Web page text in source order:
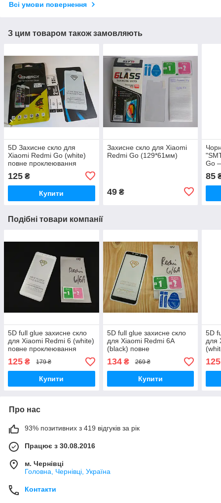
Всі умови повернення
З цим товаром також замовляють
5D Захисне скло для
Xiaomi Redmi Go (white)
повне проклеювання
125 ₴
Купити
Захисне скло для Xiaomi
Redmi Go (129*61мм)
49₴
Go
85
Подібні товари компанії
5D full glue захисне скло
для Xiaomi Redmi 6 (white)
повне проклеювання
125 ₴ 179 ₴
Купити
5D full glue захисне скло
для Xiaomi Redmi 6A
(black) повне
проклеювання
134₴ 269 ₴
Купити
5D
для
125
Про нас
93% позитивних з 419 відгуків за рік
Працює з 30.08.2016
м. Чернівці
Головна, Чернівці, Україна
Контакти